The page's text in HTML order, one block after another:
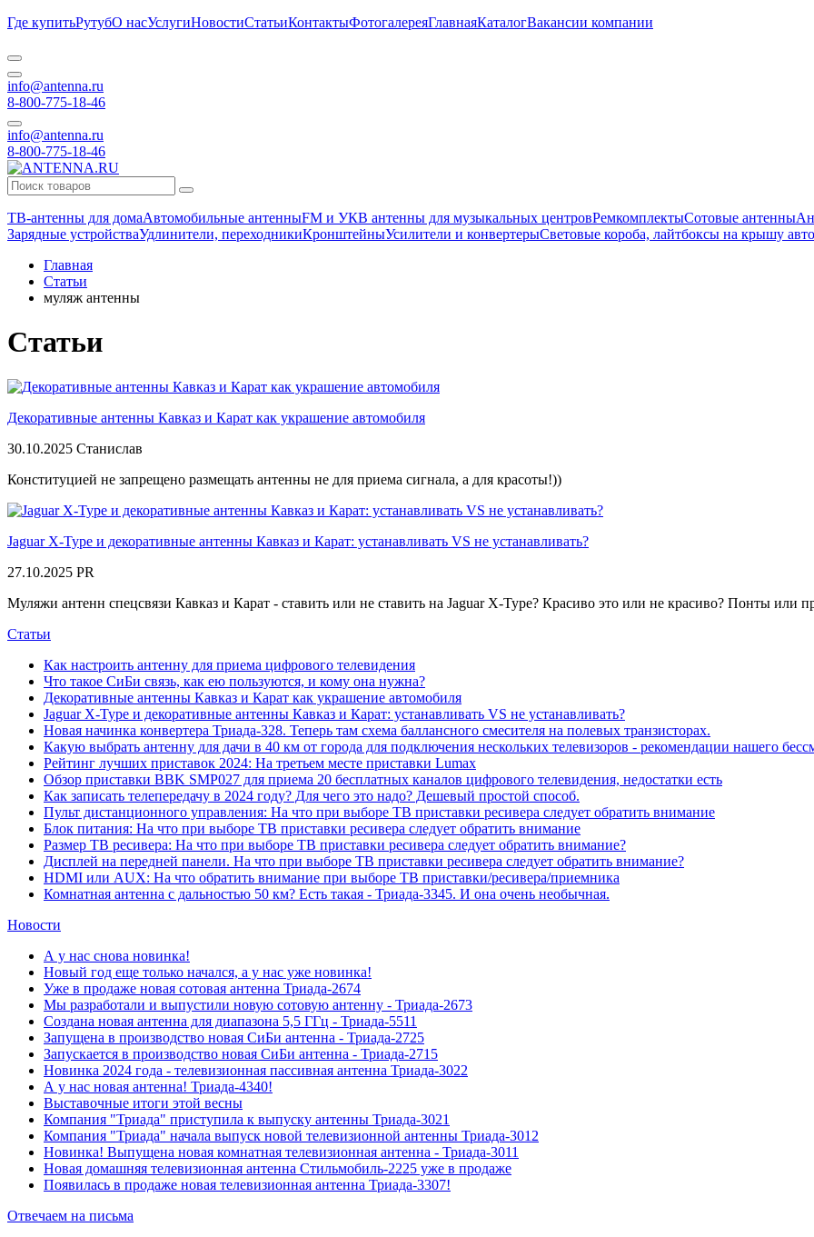
Где купитьРутубО насУслугиНовостиСтатьиКонтактыФотогалереяГлавнаяКаталогВакансии компании
info@antenna.ru
8-800-775-18-46
info@antenna.ru
8-800-775-18-46
ТВ-антенны для домаАвтомобильные антенныFM и УКВ антенны для музыкальных центровРемкомплектыСотовые антенны
Зарядные устройстваУдлинители, переходникиКронштейныУсилители и конвертерыСветовые короба, лайтбоксы на крышу
Главная
Статьи
муляж антенны
Статьи
Декоративные антенны Кавказ и Карат как украшение автомобиля
30.10.2025 Станислав
Конституцией не запрещено размещать антенны не для приема сигнала, а для красоты!))
Jaguar X-Type и декоративные антенны Кавказ и Карат: устанавливать VS не устанавливать?
27.10.2025 PR
Муляжи антенн спецсвязи Кавказ и Карат - ставить или не ставить на Jaguar X-Type? Красиво это или не красиво? Понты или
Статьи
Как настроить антенну для приема цифрового телевидения
Что такое СиБи связь, как ею пользуются, и кому она нужна?
Декоративные антенны Кавказ и Карат как украшение автомобиля
Jaguar X-Type и декоративные антенны Кавказ и Карат: устанавливать VS не устанавливать?
Новая начинка конвертера Триада-328. Теперь там схема баллансного смесителя на полевых транзисторах.
Какую выбрать антенну для дачи в 40 км от города для подключения нескольких телевизоров - рекомендации нашего
Рейтинг лучших приставок 2024: На третьем месте приставки Lumax
Обзор приставки BBK SMP027 для приема 20 бесплатных каналов цифрового телевидения, недостатки есть
Как записать телепередачу в 2024 году? Для чего это надо? Дешевый простой способ.
Пульт дистанционного управления: На что при выборе ТВ приставки ресивера следует обратить внимание
Блок питания: На что при выборе ТВ приставки ресивера следует обратить внимание
Размер ТВ ресивера: На что при выборе ТВ приставки ресивера следует обратить внимание?
Дисплей на передней панели. На что при выборе ТВ приставки ресивера следует обратить внимание?
HDMI или AUX: На что обратить внимание при выборе ТВ приставки/ресивера/приемника
Комнатная антенна с дальностью 50 км? Есть такая - Триада-3345. И она очень необычная.
Новости
А у нас снова новинка!
Новый год еще только начался, а у нас уже новинка!
Уже в продаже новая сотовая антенна Триада-2674
Мы разработали и выпустили новую сотовую антенну - Триада-2673
Создана новая антенна для диапазона 5,5 ГГц - Триада-5511
Запущена в производство новая СиБи антенна - Триада-2725
Запускается в производство новая СиБи антенна - Триада-2715
Новинка 2024 года - телевизионная пассивная антенна Триада-3022
А у нас новая антенна! Триада-4340!
Выставочные итоги этой весны
Компания "Триада" приступила к выпуску антенны Триада-3021
Компания "Триада" начала выпуск новой телевизионной антенны Триада-3012
Новинка! Выпущена новая комнатная телевизионная антенна - Триада-3011
Новая домашняя телевизионная антенна Стильмобиль-2225 уже в продаже
Появилась в продаже новая телевизионная антенна Триада-3307!
Отвечаем на письма